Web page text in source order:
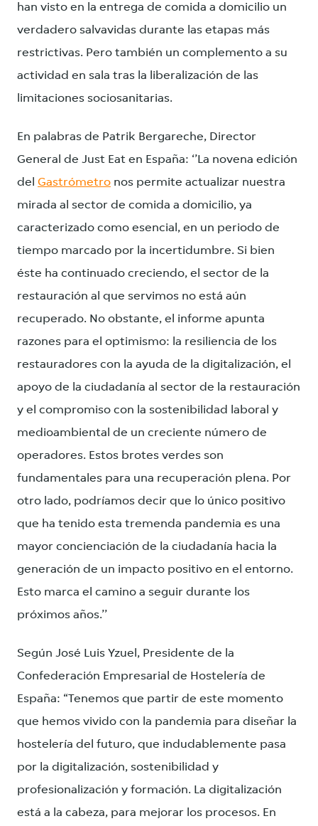
han visto en la entrega de comida a domicilio un
verdadero salvavidas durante las etapas más
restrictivas. Pero también un complemento a su
actividad en sala tras la liberalización de las
limitaciones sociosanitarias.
En palabras de Patrik Bergareche, Director
General de Just Eat en España: ‘’La novena edición
del Gastrómetro nos permite actualizar nuestra
mirada al sector de comida a domicilio, ya
caracterizado como esencial, en un periodo de
tiempo marcado por la incertidumbre. Si bien
éste ha continuado creciendo, el sector de la
restauración al que servimos no está aún
recuperado. No obstante, el informe apunta
razones para el optimismo: la resiliencia de los
restauradores con la ayuda de la digitalización, el
apoyo de la ciudadanía al sector de la restauración
y el compromiso con la sostenibilidad laboral y
medioambiental de un creciente número de
operadores. Estos brotes verdes son
fundamentales para una recuperación plena. Por
otro lado, podríamos decir que lo único positivo
que ha tenido esta tremenda pandemia es una
mayor concienciación de la ciudadanía hacia la
generación de un impacto positivo en el entorno.
Esto marca el camino a seguir durante los
próximos años.’’
Según José Luis Yzuel, Presidente de la
Confederación Empresarial de Hostelería de
España: “Tenemos que partir de este momento
que hemos vivido con la pandemia para diseñar la
hostelería del futuro, que indudablemente pasa
por la digitalización, sostenibilidad y
profesionalización y formación. La digitalización
está a la cabeza, para mejorar los procesos. En